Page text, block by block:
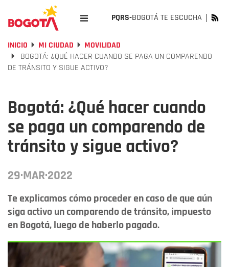
PQRS-BOGOTÁ TE ESCUCHA
INICIO MI CIUDAD
MOVILIDAD
BOGOTÁ: ¿QUÉ HACER CUANDO SE PAGA UN COMPARENDO
DE TRÁNSITO Y SIGUE ACTIVO?
Bogotá: ¿Qué hacer cuando
se paga un comparendo de
tránsito y sigue activo?
29·MAR·2022
Te explicamos cómo proceder en caso de que aún
siga activo un comparendo de tránsito, impuesto
en Bogotá, luego de haberlo pagado.